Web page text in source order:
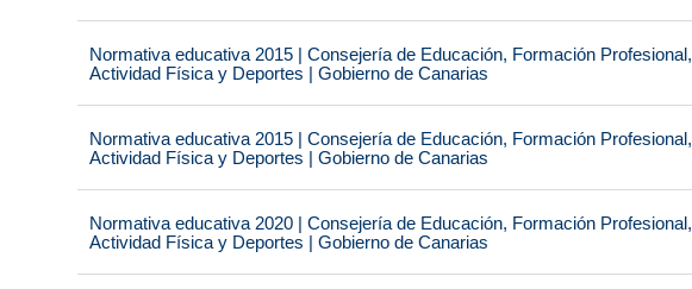
Normativa educativa 2015 | Consejería de Educación, Formación Profesional,
Actividad Física y Deportes | Gobierno de Canarias
Normativa educativa 2015 | Consejería de Educación, Formación Profesional,
Actividad Física y Deportes | Gobierno de Canarias
Normativa educativa 2020 | Consejería de Educación, Formación Profesional,
Actividad Física y Deportes | Gobierno de Canarias